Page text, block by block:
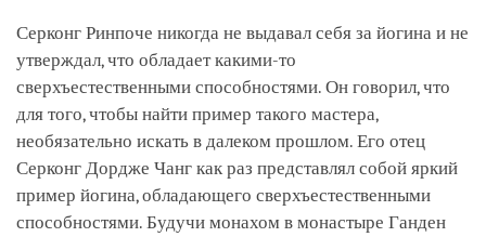
Серконг Ринпоче никогда не выдавал себя за йогина и не
утверждал, что обладает какими-то
сверхъестественными способностями. Он говорил, что
для того, чтобы найти пример такого мастера,
необязательно искать в далеком прошлом. Его отец
Серконг Дордже Чанг как раз представлял собой яркий
пример йогина, обладающего сверхъестественными
способностями. Будучи монахом в монастыре Ганден